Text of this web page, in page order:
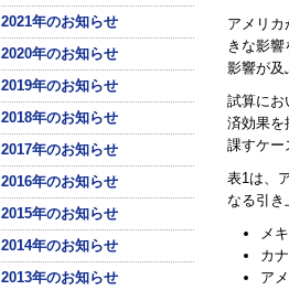
2021年のお知らせ
2020年のお知らせ
2019年のお知らせ
2018年のお知らせ
2017年のお知らせ
2016年のお知らせ
2015年のお知らせ
2014年のお知らせ
2013年のお知らせ
アメリ
きな影
影響が及
試算にお
済効果を
課すケー
表1は、
なる引き
メ
カ
ア